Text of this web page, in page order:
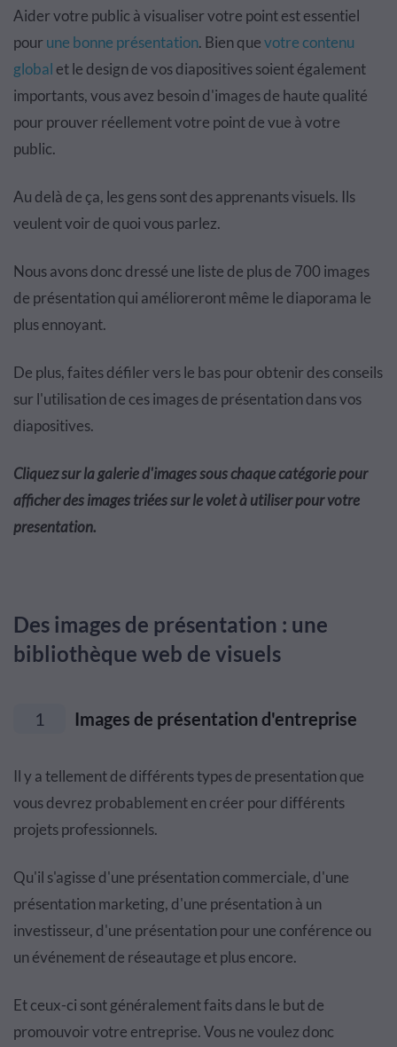
Aider votre public à visualiser votre point est essentiel
pour une bonne présentation. Bien quevotre contenu
global et le design de vos diapositives soient également
importants, vous avez besoin d'images de haute qualité
pour prouver réellement votre point de vue à votre
public.
Au delà de ça, les gens sont des apprenants visuels. Ils
veulent voir de quoi vous parlez.
Nous avons donc dressé une liste de plus de 700 images
de présentation qui amélioreront même le diaporama le
plus ennoyant.
De plus, faites défiler vers le bas pour obtenir des conseils
sur l'utilisation de ces images de présentation dans vos
diapositives.
Cliquez sur la galerie d'images sous chaque catégorie pour
afficher des images triées sur le volet à utiliser pour votre
presentation.
Des images de présentation : une
bibliothèque web de visuels
1 Images de présentation d'entreprise
Il y a tellement de différents types de presentation que
vous devrez probablement en créer pour différents
projets professionnels.
Qu'il s'agisse d'une présentation commerciale, d'une
présentation marketing, d'une présentation à un
investisseur, d'une présentation pour une conférence ou
un événement de réseautage et plus encore.
Et ceux-ci sont généralement faits dans le but de
promouvoir votre entreprise. Vous ne voulez donc